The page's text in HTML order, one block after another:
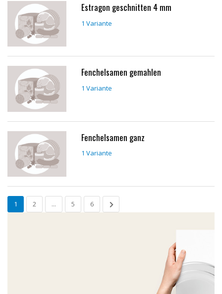
Estragon geschnitten 4 mm
1 Variante
Fenchelsamen gemahlen
1 Variante
Fenchelsamen ganz
1 Variante
1 2 ... 5 6